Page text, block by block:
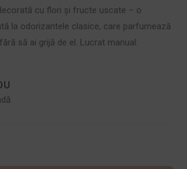
cu flori și fructe uscate – o
la odorizantele clasice, care parfumează
să ai grijă de el. Lucrat manual.